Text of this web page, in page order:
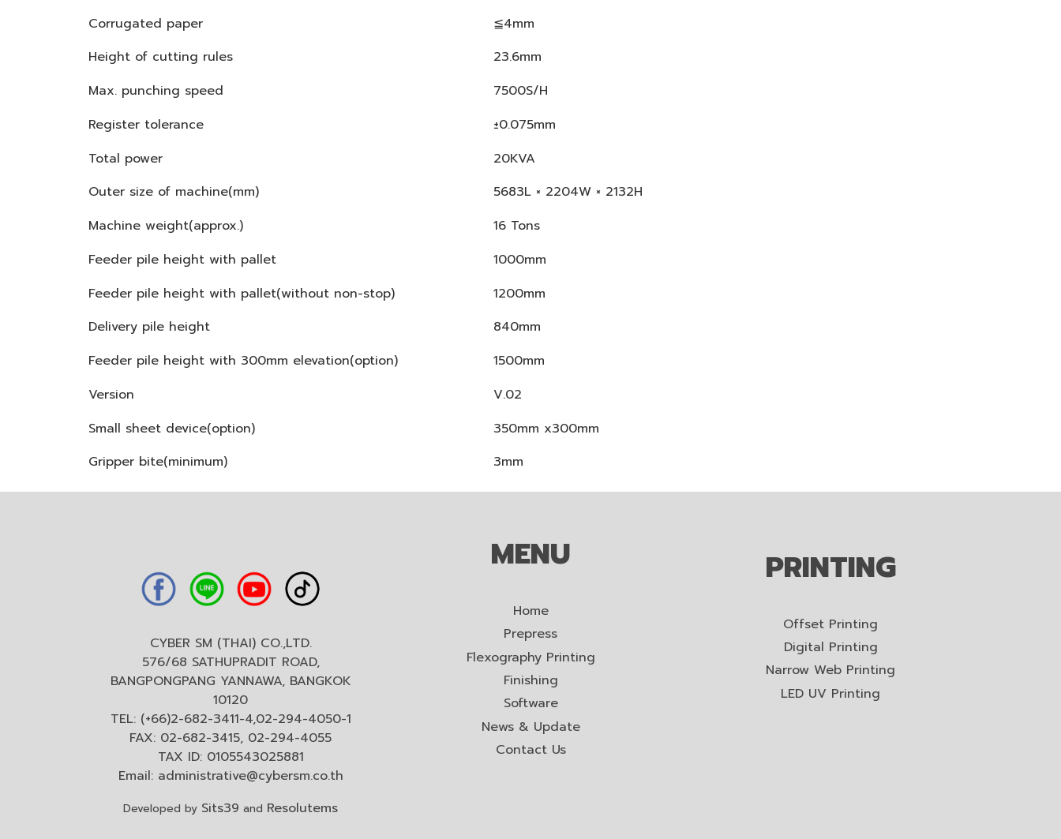
Corrugated paper
Height of cutting rules
Max. punching speed
Register tolerance
Total power
Outer size of machine(mm)
Machine weight(approx.)
Feeder pile height with pallet
Feeder pile height with pallet(without non-stop)
Delivery pile height
Feeder pile height with 300mm elevation(option)
Version
Small sheet device(option)
Gripper bite(minimum)
≦4mm
23.6mm
7500S/H
±0.075mm
20KVA
5683L × 2204W × 2132H
16 Tons
1000mm
1200mm
840mm
1500mm
V.02
350mm x300mm
3mm
CYBER SM (THAI) CO.,LTD.
576/68 SATHUPRADIT ROAD,
BANGPONGPANG YANNAWA, BANGKOK
10120
TEL: (+66)2-682-3411-4,02-294-4050-1
FAX: 02-682-3415, 02-294-4055
TAX ID: 0105543025881
Email: administrative@cybersm.co.th
Developed by Sits39 and Resolutems
MENU
Home
Prepress
Flexography Printing
Finishing
Software
News & Update
Contact Us
PRINTING
Offset Printing
Digital Printing
Narrow Web Printing
LED UV Printing